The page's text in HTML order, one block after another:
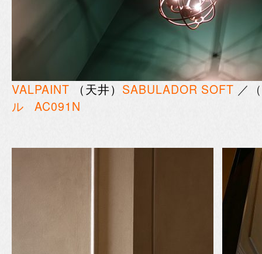
VALPAINT （天井） SABULADOR SOFT ／
ル
AC091N